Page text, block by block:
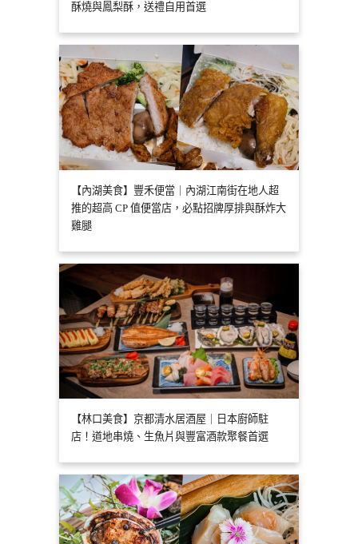
酥燒與鳳梨酥，送禮自用首選
【內湖美食】豐禾便當｜內湖江南街在地人超
推的超高 CP 值便當店，必點招牌厚排與酥炸大
雞腿
【林口美食】京都清水居酒屋｜日本廚師駐
店！道地串燒、生魚片與豐富酒款聚餐首選